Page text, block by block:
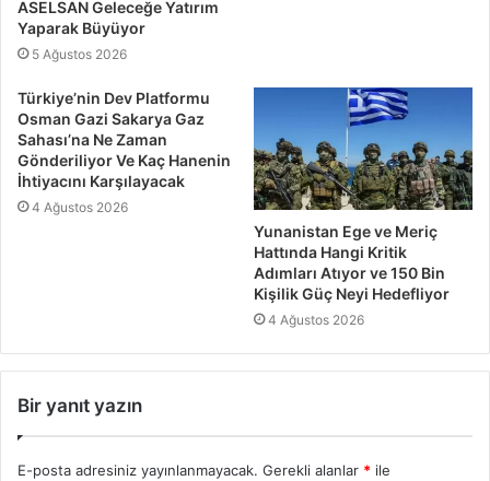
ASELSAN Geleceğe Yatırım
Yaparak Büyüyor
5 Ağustos 2026
Türkiye’nin Dev Platformu
Osman Gazi Sakarya Gaz
Sahası’na Ne Zaman
Gönderiliyor Ve Kaç Hanenin
İhtiyacını Karşılayacak
4 Ağustos 2026
Yunanistan Ege ve Meriç
Hattında Hangi Kritik
Adımları Atıyor ve 150 Bin
Kişilik Güç Neyi Hedefliyor
4 Ağustos 2026
Bir yanıt yazın
E-posta adresiniz yayınlanmayacak. Gerekli alanlar * ile